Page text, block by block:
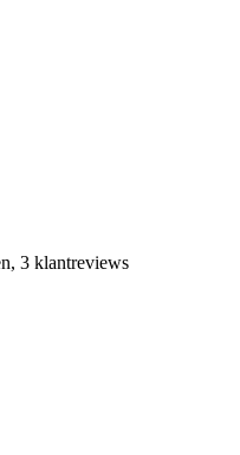
3 klantreviews